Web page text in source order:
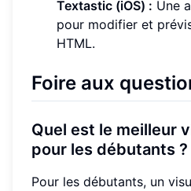
Textastic (iOS) : Une
pour modifier et
HTML.
Foire aux
Quel est le meilleur
pour les débutants ?
Pour les débutants, un